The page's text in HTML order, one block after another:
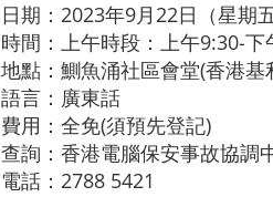
日期：2023年9月22日（星期五
時間：上午時段：上午9:30-
地點：鰂魚涌社區會堂(香港
語言：廣東話
費用：全免(須預先登記)
查詢：香港電腦保安事故協調
電話：2788 5421